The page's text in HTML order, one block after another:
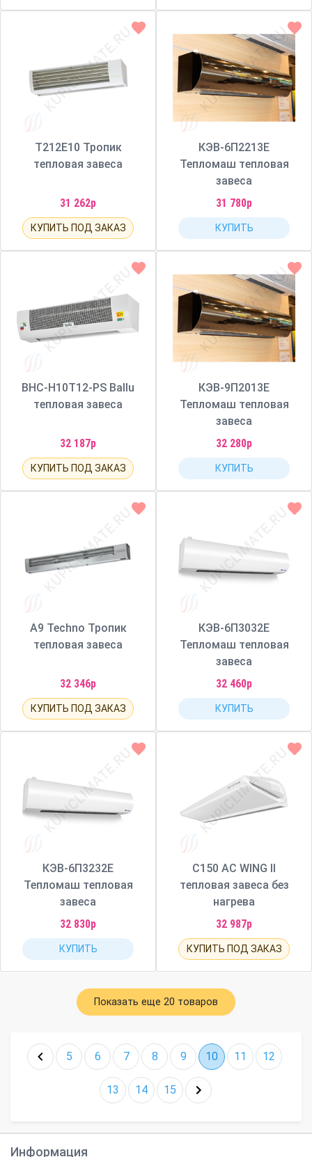
Т212Е10 Тропик
тепловая завеса
31 262р
КУПИТЬ ПОД ЗАКАЗ
КЭВ-6П2213Е
Тепломаш тепловая
завеса
31 780р
КУПИТЬ
BHC-H10T12-PS Ballu
тепловая завеса
32 187р
КУПИТЬ ПОД ЗАКАЗ
КЭВ-9П2013Е
Тепломаш тепловая
завеса
32 280р
КУПИТЬ
А9 Techno Тропик
тепловая завеса
32 346р
КУПИТЬ ПОД ЗАКАЗ
КЭВ-6П3032Е
Тепломаш тепловая
завеса
32 460р
КУПИТЬ
КЭВ-6П3232Е
Тепломаш тепловая
завеса
32 830р
КУПИТЬ
C150 AC WING II
тепловая завеса без
нагрева
32 987р
КУПИТЬ ПОД ЗАКАЗ
Показать еще 20 товаров
5 6 7 8 9 10 11 12
13 14 15
Информация